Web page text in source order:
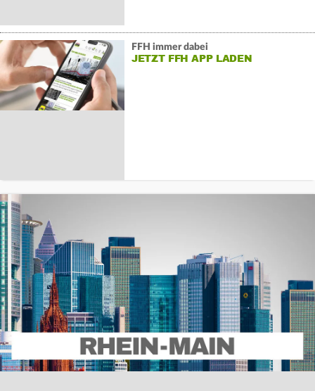
FFH immer dabei
JETZT FFH APP LADEN